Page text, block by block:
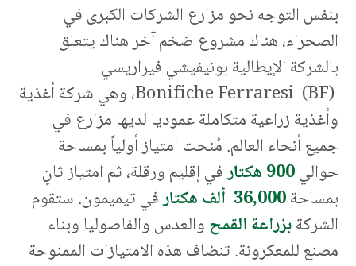
بنفس التوجه نحو مزارع الشركات الكبرى في
الصحراء، هناك مشروع ضخم آخر هناك يتعلق
بالشركة الإيطالية بونيفيشي فيراريسي
Bonifiche Ferraresi (BF)، وهي شركة أغذية
وأغذية زراعية متكاملة عموديا لديها مزارع في
جميع أنحاء العالم. مُنحت امتياز أولياً بمساحة
حوالي900 هكتار
في إقليم ورقلة، ثم امتياز ثانٍ
بمساحة36,000 ألف هكتار
في تيميمون. ستقوم
الشركةبزراعة القمحوالعدس والفاصوليا وبناء
مصنع للمعكرونة. تنضاف هذه الامتيازات الممنوحة